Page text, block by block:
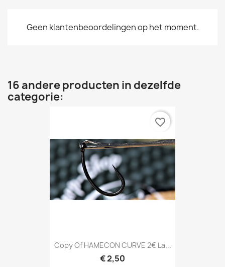
Geen klantenbeoordelingen op het moment.
16 andere producten in dezelfde
categorie:
Copy Of HAMECON CURVE 2€ La...
€ 2,50
favorite_border